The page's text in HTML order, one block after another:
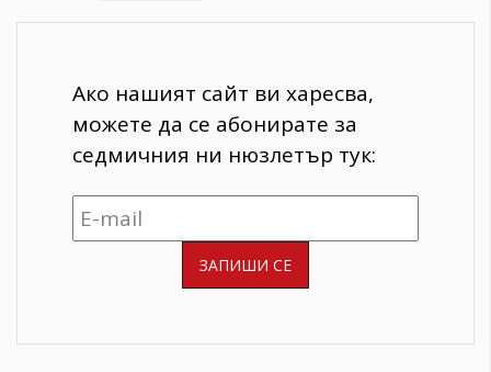
Ако нашият сайт ви харесва,
можете да се абонирате за
седмичния ни нюзлетър тук: